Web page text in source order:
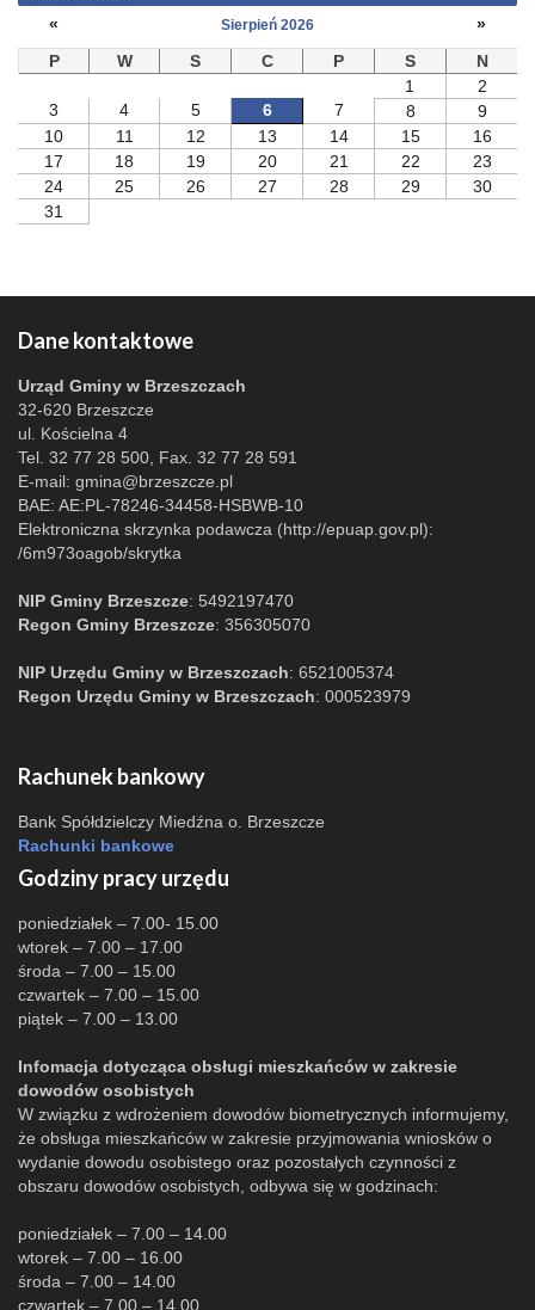
«
Sierpień 2026
»
P
W S C P S
N
1
2
3
4 5 6 7 8
9
10
11 12 13 14 15
16
17
18 19 20 21 22
23
24
25 26 27 28 29
30
31
Dane kontaktowe
Urząd Gminy w Brzeszczach
32-620 Brzeszcze
ul. Kościelna 4
Tel. 32 77 28 500, Fax. 32 77 28 591
E-mail: gmina@brzeszcze.pl
BAE: AE:PL-78246-34458-HSBWB-10
Elektroniczna skrzynka podawcza (http://epuap.gov.pl):
/6m973oagob/skrytka
NIP Gminy Brzeszcze: 5492197470
Regon Gminy Brzeszcze: 356305070
NIP Urzędu Gminy w Brzeszczach: 6521005374
Regon Urzędu Gminy w Brzeszczach: 000523979
Rachunek bankowy
Bank Spółdzielczy Miedźna o. Brzeszcze
Rachunki bankowe
Godziny pracy urzędu
poniedziałek – 7.00- 15.00
wtorek – 7.00 – 17.00
środa – 7.00 – 15.00
czwartek – 7.00 – 15.00
piątek – 7.00 – 13.00
Infomacja dotycząca obsługi mieszkańców w zakresie
dowodów osobistych
W związku z wdrożeniem dowodów biometrycznych informujemy,
że obsługa mieszkańców w zakresie przyjmowania wniosków o
wydanie dowodu osobistego oraz pozostałych czynności z
obszaru dowodów osobistych, odbywa się w godzinach:
poniedziałek – 7.00 – 14.00
wtorek – 7.00 – 16.00
środa – 7.00 – 14.00
czwartek – 7.00 – 14.00